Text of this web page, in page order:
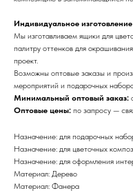
Индивидуальное изготовление
Мы изготавливаем ящики для
палитру оттенков для
проект.
Возможны оптовые заказы и
мероприятий и подарочных
Минимальный оптовый заказ:
Оптовые цены: по запросу —
Назначение: для подарочных
Назначение: для цветочных
Назначение: для оформления
Материал: Дерево
Материал: Фанера